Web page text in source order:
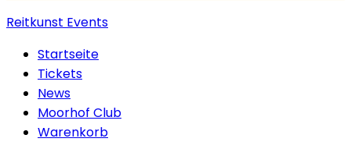
Reitkunst Events
Startseite
Tickets
News
Moorhof Club
Warenkorb